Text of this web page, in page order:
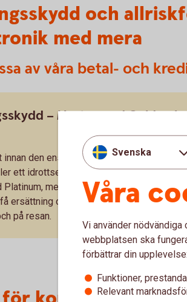
och
med mera
av våra betal- och
– Mastercard Guld och
den ens hann börja? Om du betalar
ett idrottsevenemang med ditt
men får förhinder på grund av
ersättning om du uppvisar läkarintyg.
på resan.
Svenska
Våra
Vi använder
webbplatsen ska
förbättrar din upplevelse:
Funktioner,
Relevant